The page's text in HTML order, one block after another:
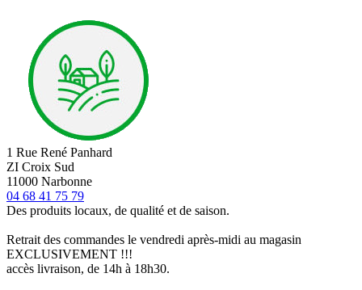
1 Rue René Panhard
ZI Croix Sud
11000 Narbonne
04 68 41 75 79
Des produits locaux, de qualité et de saison.
Retrait des commandes le vendredi après-midi au magasin
EXCLUSIVEMENT !!!
accès livraison, de 14h à 18h30.